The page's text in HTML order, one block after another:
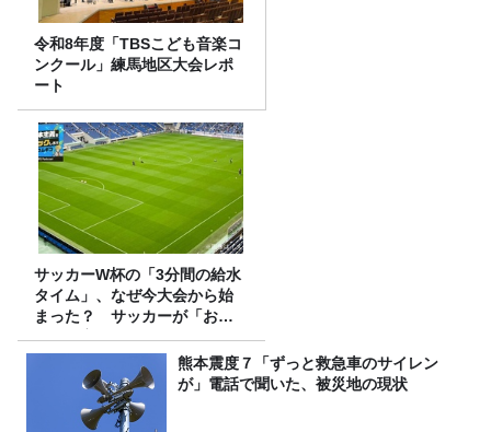
令和8年度「TBSこども音楽コ
ンクール」練馬地区大会レポ
ート
サッカーW杯の「3分間の給水
タイム」、なぜ今大会から始
まった？ サッカーが「お
金」に変わる仕組み
熊本震度７「ずっと救急車のサイレン
が」電話で聞いた、被災地の現状